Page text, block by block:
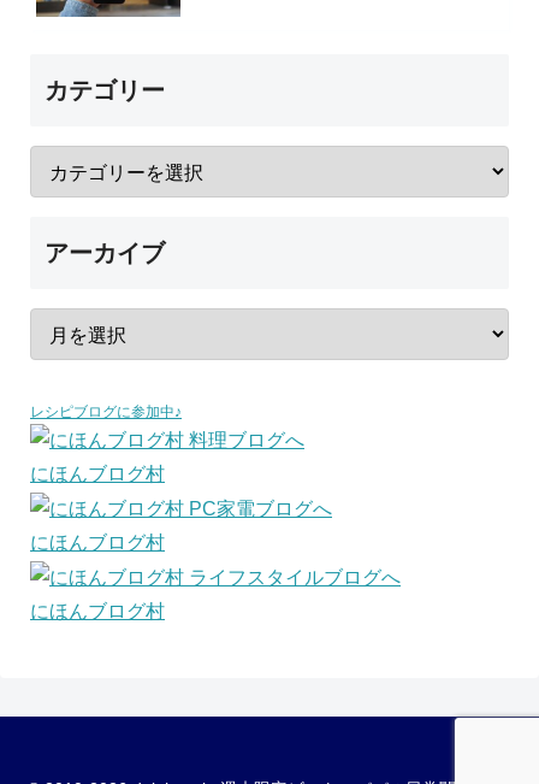
カテゴリー
アーカイブ
レシピブログに参加中♪
にほんブログ村
にほんブログ村
にほんブログ村